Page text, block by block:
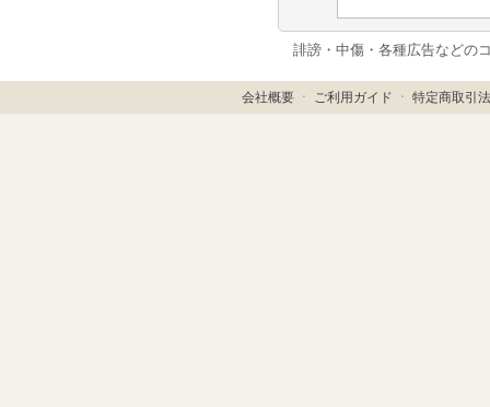
誹謗・中傷・各種広告などの
会社概要 ㆍ ご利用ガイド ㆍ特定商取引